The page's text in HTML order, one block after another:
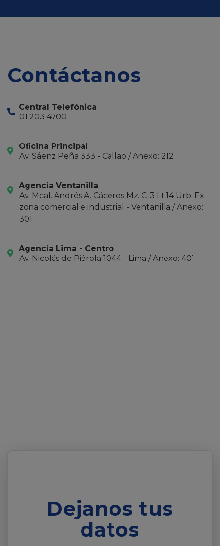
Contáctanos
Central Telefónica
01 203 4700
Oficina Principal
Av. Sáenz Peña 333 - Callao / Anexo: 212
Agencia Ventanilla
Av. Mcal. Andrés A. Cáceres Mz. C-3 Lt.14 Urb. Ex
zona comercial e industrial - Ventanilla / Anexo:
301
Agencia Lima - Centro
Av. Nicolás de Piérola 1044 - Lima / Anexo: 401
Dejanos tus
datos